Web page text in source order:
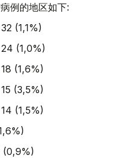
例的地区如下:
(1,1%)
(1,0%)
(1,6%)
(3,5%)
(1,5%)
(0,9%)